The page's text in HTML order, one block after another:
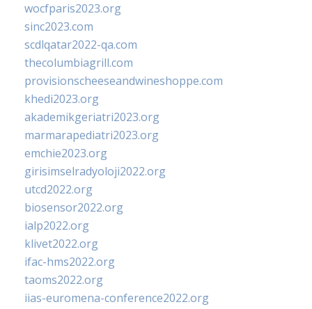
wocfparis2023.org
sinc2023.com
scdlqatar2022-qa.com
thecolumbiagrill.com
provisionscheeseandwineshoppe.com
khedi2023.org
akademikgeriatri2023.org
marmarapediatri2023.org
emchie2023.org
girisimselradyoloji2022.org
utcd2022.org
biosensor2022.org
ialp2022.org
klivet2022.org
ifac-hms2022.org
taoms2022.org
iias-euromena-conference2022.org